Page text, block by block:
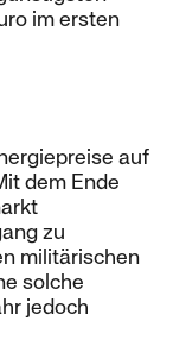
im ersten
auf
dem Ende
zu
militärischen
solche
jedoch